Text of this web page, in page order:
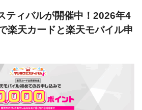
ティバルが開催中！2026年4
楽天カードと楽天モバイル申